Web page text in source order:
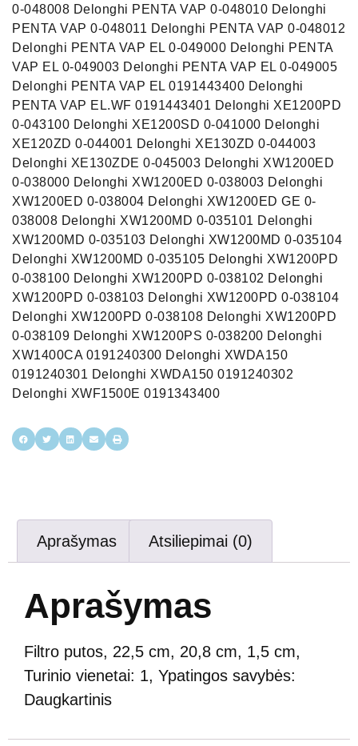
0-048008 Delonghi PENTA VAP 0-048010 Delonghi
PENTA VAP 0-048011 Delonghi PENTA VAP 0-048012
Delonghi PENTA VAP EL 0-049000 Delonghi PENTA
VAP EL 0-049003 Delonghi PENTA VAP EL 0-049005
Delonghi PENTA VAP EL 0191443400 Delonghi
PENTA VAP EL.WF 0191443401 Delonghi XE1200PD
0-043100 Delonghi XE1200SD 0-041000 Delonghi
XE120ZD 0-044001 Delonghi XE130ZD 0-044003
Delonghi XE130ZDE 0-045003 Delonghi XW1200ED
0-038000 Delonghi XW1200ED 0-038003 Delonghi
XW1200ED 0-038004 Delonghi XW1200ED GE 0-
038008 Delonghi XW1200MD 0-035101 Delonghi
XW1200MD 0-035103 Delonghi XW1200MD 0-035104
Delonghi XW1200MD 0-035105 Delonghi XW1200PD
0-038100 Delonghi XW1200PD 0-038102 Delonghi
XW1200PD 0-038103 Delonghi XW1200PD 0-038104
Delonghi XW1200PD 0-038108 Delonghi XW1200PD
0-038109 Delonghi XW1200PS 0-038200 Delonghi
XW1400CA 0191240300 Delonghi XWDA150
0191240301 Delonghi XWDA150 0191240302
Delonghi XWF1500E 0191343400
Aprašymas Atsiliepimai (0)
Aprašymas
Filtro putos, 22,5 cm, 20,8 cm, 1,5 cm,
Turinio vienetai: 1, Ypatingos savybės:
Daugkartinis